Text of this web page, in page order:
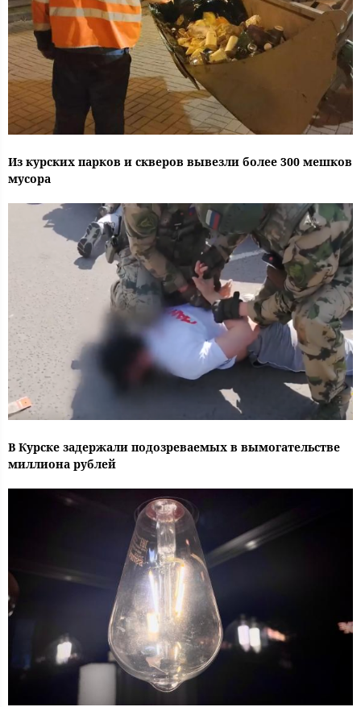
Из курских парков и скверов вывезли более 300 мешков
мусора
В Курске задержали подозреваемых в вымогательстве
миллиона рублей